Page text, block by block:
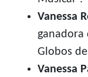
Vanessa
ganadora
Globos
Vanessa